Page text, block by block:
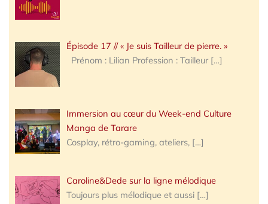
Épisode 17 // « Je suis Tailleur de pierre. »
Prénom : Lilian Profession : Tailleur […]
Immersion au cœur du Week-end Culture
Manga de Tarare
Cosplay, rétro-gaming, ateliers, […]
Caroline&Dede sur la ligne mélodique
Toujours plus mélodique et aussi […]